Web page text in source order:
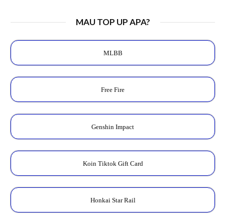
MAU TOP UP APA?
MLBB
Free Fire
Genshin Impact
Koin Tiktok Gift Card
Honkai Star Rail